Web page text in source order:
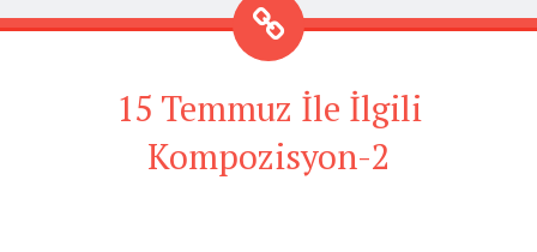
15 Temmuz İle İlgili
Kompozisyon-2